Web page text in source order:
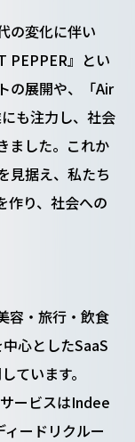
の変化に伴い
PEPPER』とい
の展開や、「Air
も注力し、社会
ました。これか
見据え、私たち
作り、社会への
容・旅行・飲食
心としたSaaS
ています。
ービスはIndee
ードリクルー